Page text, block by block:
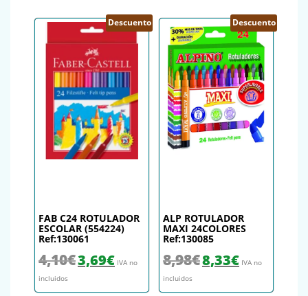
Descuento
FAB C24 ROTULADOR
ESCOLAR (554224)
Ref:130061
4,10€ El precio original era: 4,10€.
3,69€El precio actual es: 3,69€.
IVA no
incluidos
Descuento
ALP ROTULADOR
MAXI 24COLORES
Ref:130085
8,98€ El precio original era: 8,98€.
8,33€El precio actual
IVA no
incluidos